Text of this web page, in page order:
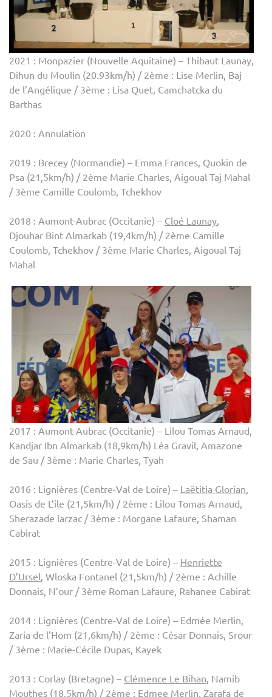
2021 : Monpazier (Nouvelle Aquitaine) – Thibaut Launay,
Dihun du Moulin (20.93km/h) / 2ème : Lise Merlin, Baj
de l’Angélique / 3ème : Lisa Quet, Camchatcka du
Barthas
2020 : Annulation
2019 : Brecey (Normandie) – Emma Frances, Quokin de
Psa (21,5km/h) / 2ème Marie Charles, Aigoual Taj Mahal
/ 3ème Camille Coulomb, Tchekhov
2018 : Aumont-Aubrac (Occitanie) – Cloé Launay
Djouhar Bint Almarkab (19,4km/h) / 2ème Camille
Coulomb, Tchekhov / 3ème Marie Charles, Aigoual Taj
Mahal
2017 : Aumont-Aubrac (Occitanie) – Lilou Tomas Arnaud,
Kandjar Ibn Almarkab (18,9km/h) Léa Gravil, Amazone
de Sau / 3ème : Marie Charles, Tyah
2016 : Lignières (Centre-Val de Loire) – Laëtitia Glorian
Oasis de L’ile (21,5km/h) / 2ème : Lilou Tomas Arnaud,
Sherazade larzac / 3ème : Morgane Lafaure, Shaman
Cabirat
2015 : Lignières (Centre-Val de Loire) – Henriette
D’Ursel , Wloska Fontanel (21,5km/h) / 2ème : Achille
Donnais, N’our / 3ème Roman Lafaure, Rahanee Cabirat
2014 : Lignières (Centre-Val de Loire) – Edmée Merlin,
Zaria de l’Hom (21,6km/h) / 2ème : César Donnais, Srour
/ 3ème : Marie-Cécile Dupas, Kayek
2013 : Corlay (Bretagne) – Clémence Le Bihan , Namib
Mouthes (18,5km/h) / 2ème : Edmee Merlin, Zarafa de